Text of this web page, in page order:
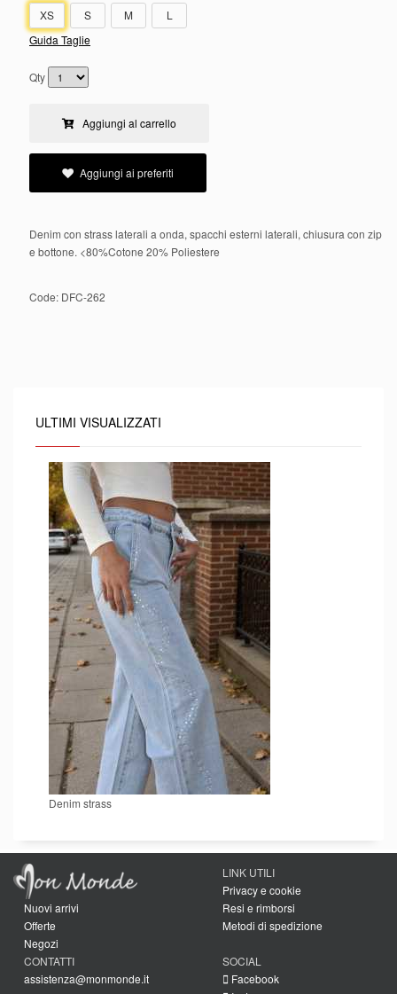
XS
S M
L
Guida Taglie
Qty
Aggiungi al carrello
Aggiungi ai preferiti
Denim con strass laterali a onda, spacchi esterni laterali, chiusura con zip
e bottone. <80%Cotone 20% Poliestere
Code: DFC-262
ULTIMI VISUALIZZATI
Denim strass
Nuovi arrivi
Offerte
Negozi
LINK UTILI
Privacy e cookie
Resi e rimborsi
Metodi di spedizione
CONTATTI
assistenza@monmonde.it
SOCIAL
Facebook